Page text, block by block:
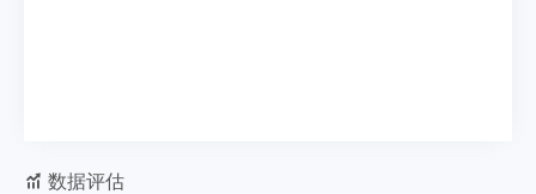
数据评估